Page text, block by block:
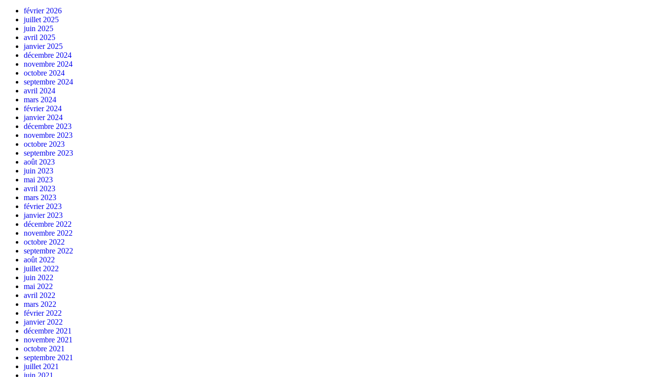
février 2026
juillet 2025
juin 2025
avril 2025
janvier 2025
décembre 2024
novembre 2024
octobre 2024
septembre 2024
avril 2024
mars 2024
février 2024
janvier 2024
décembre 2023
novembre 2023
octobre 2023
septembre 2023
août 2023
juin 2023
mai 2023
avril 2023
mars 2023
février 2023
janvier 2023
décembre 2022
novembre 2022
octobre 2022
septembre 2022
août 2022
juillet 2022
juin 2022
mai 2022
avril 2022
mars 2022
février 2022
janvier 2022
décembre 2021
novembre 2021
octobre 2021
septembre 2021
juillet 2021